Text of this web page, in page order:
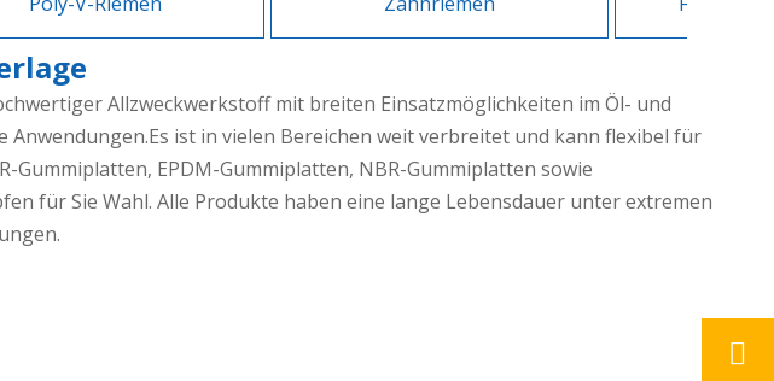
Allzweckwerkstoff mit breiten Einsatzmöglichkeiten im Öl- und
ist in vielen Bereichen weit verbreitet und kann flexibel für
Gummiplatten, EPDM-Gummiplatten, NBR-Gummiplatten sowie
für Sie Wahl. Alle Produkte haben eine lange Lebensdauer unter extremen